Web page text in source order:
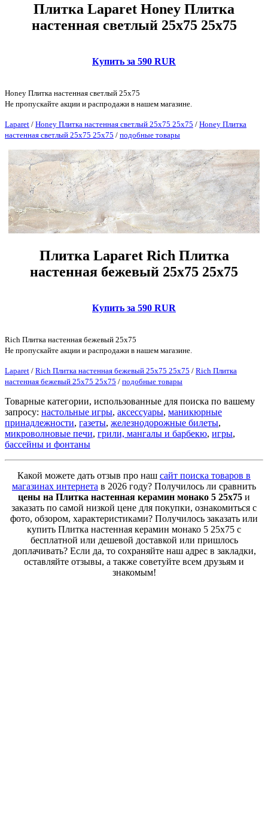
Плитка Laparet Honey Плитка
настенная светлый 25х75 25х75
Купить за 590 RUR
Honey Плитка настенная светлый 25х75
Не пропускайте акции и распродажи в нашем магазине.
Laparet / Honey Плитка настенная светлый 25х75 25х75 / Honey Плитка
настенная светлый 25х75 25х75 / подобные товары
Плитка Laparet Rich Плитка
настенная бежевый 25х75 25х75
Купить за 590 RUR
Rich Плитка настенная бежевый 25х75
Не пропускайте акции и распродажи в нашем магазине.
Laparet / Rich Плитка настенная бежевый 25х75 25х75 / Rich Плитка
настенная бежевый 25х75 25х75 / подобные товары
Товарные категории, использованные для поиска по вашему
запросу: настольные игры, аксессуары, маникюрные
принадлежности, газеты, железнодорожные билеты,
микроволновые печи, грили, мангалы и барбекю, игры,
бассейны и фонтаны
Какой можете дать отзыв про наш сайт поиска товаров в
магазинах интернета в 2026 году? Получилось ли сравнить
цены на Плитка настенная керамин монако 5 25х75 и
заказать по самой низкой цене для покупки, ознакомиться с
фото, обзором, характеристиками? Получилось заказать или
купить Плитка настенная керамин монако 5 25х75 с
бесплатной или дешевой доставкой или пришлось
доплачивать? Если да, то сохраняйте наш адрес в закладки,
оставляйте отзывы, а также советуйте всем друзьям и
знакомым!